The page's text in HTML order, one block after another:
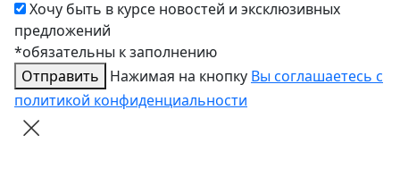
Хочу быть в курсе новостей и эксклюзивных
предложений
*обязательны к заполнению
Отправить
Нажимая на кнопку Вы соглашаетесь с
политикой конфиденциальности